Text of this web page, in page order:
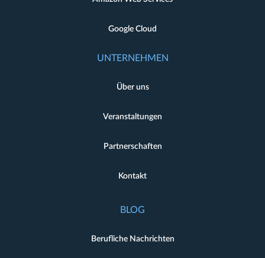
Google Cloud
UNTERNEHMEN
Über uns
Veranstaltungen
Partnerschaften
Kontakt
BLOG
Berufliche Nachrichten